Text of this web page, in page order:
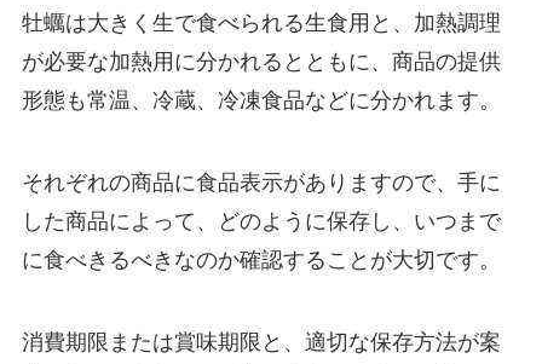
牡蠣は大きく生で食べられる生食用と、加熱調理
が必要な加熱用に分かれるとともに、商品の提供
形態も常温、冷蔵、冷凍食品などに分かれます。
それぞれの商品に食品表示がありますので、手に
した商品によって、どのように保存し、いつまで
に食べきるべきなのか確認することが大切です。
消費期限または賞味期限と、適切な保存方法が案